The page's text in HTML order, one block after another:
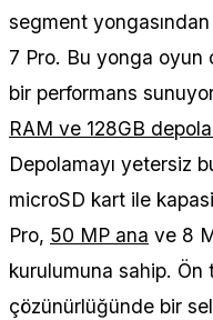
segment
7 Pro. Bu yonga oyun
bir performans
RAM ve 128GB
Depolamayı yetersiz
microSD kart ile
Pro, 50 MP ana ve 8
kurulumuna sahip. Ön
çözünürlüğünde bir